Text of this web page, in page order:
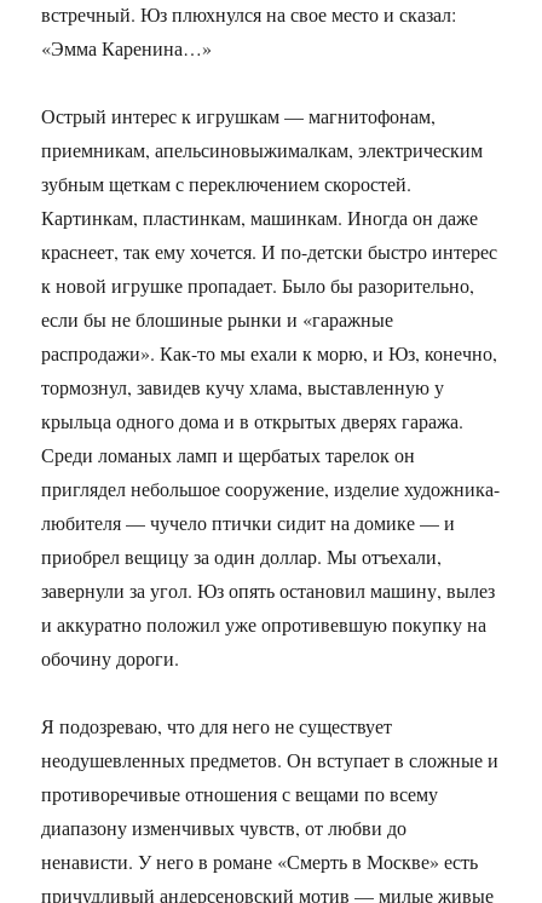
встречный. Юз плюхнулся на свое место и сказал:
«Эмма Каренина…»
Острый интерес к игрушкам — магнитофонам,
приемникам, апельсиновыжималкам, электрическим
зубным щеткам с переключением скоростей.
Картинкам, пластинкам, машинкам. Иногда он даже
краснеет, так ему хочется. И по-детски быстро интерес
к новой игрушке пропадает. Было бы разорительно,
если бы не блошиные рынки и «гаражные
распродажи». Как-то мы ехали к морю, и Юз, конечно,
тормознул, завидев кучу хлама, выставленную у
крыльца одного дома и в открытых дверях гаража.
Среди ломаных ламп и щербатых тарелок он
приглядел небольшое сооружение, изделие художника-
любителя — чучело птички сидит на домике — и
приобрел вещицу за один доллар. Мы отъехали,
завернули за угол. Юз опять остановил машину, вылез
и аккуратно положил уже опротивевшую покупку на
обочину дороги.
Я подозреваю, что для него не существует
неодушевленных предметов. Он вступает в сложные и
противоречивые отношения с вещами по всему
диапазону изменчивых чувств, от любви до
ненависти. У него в романе «Смерть в Москве» есть
причудливый андерсеновский мотив — милые живые